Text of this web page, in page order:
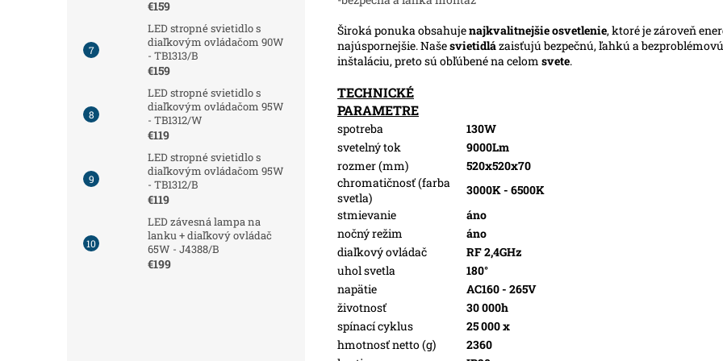
€159
LED stropné svietidlo s
diaľkovým ovládačom 90W
- TB1313/B
€159
LED stropné svietidlo s
diaľkovým ovládačom 95W
- TB1312/W
€119
LED stropné svietidlo s
diaľkovým ovládačom 95W
- TB1312/B
€119
LED závesná lampa na
lanku + diaľkový ovládač
65W - J4388/B
€199
Široká ponuka obsahujenajkvalitnejšie osvetlenie, ktoré je zároveň
najúspornejšie. Našesvietidlázaisťujú bezpečnú, ľahkú a bezproblémovú
inštaláciu, preto sú obľúbené na celom svete.
TECHNICKÉ
PARAMETRE
spotreba
130W
svetelný tok
9000Lm
rozmer (mm)
520x520x70
chromatičnosť (farba
svetla)
3000K - 6500K
stmievanie
áno
nočný režim
áno
diaľkový ovládač
RF 2,4GHz
uhol svetla
180°
napätie
AC160 - 265V
životnosť
30 000h
spínací cyklus
25 000 x
hmotnosť netto (g)
2360